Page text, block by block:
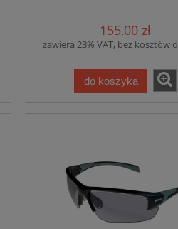
155,00 zł
zawiera 23% VAT, bez kosztów
do koszyka